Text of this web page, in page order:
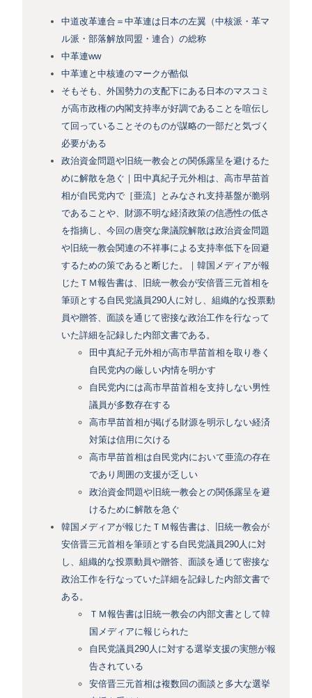
中道改革連合＝中革連は日本の左翼（中核派・革マ
ル派・部落解放同盟・連合）の総称
中革連ww
中革連と中核連のマークが酷似
そもそも、外国勢力の支配下にある日本のマスコミ
が高市政権の内閣支持率が好調であることを喧伝し
て回っていることそのものが謀略の一部だと気づく
必要がある
政治資金問題や旧統一教会との関係露呈を避けるた
めに解散を急ぐ｜田中真紀子元外相は、高市早苗首
相が自民党内で［亜流］とみなされ支持基盤が脆弱
であることや、財源不明な経済政策の信憑性の低さ
を指摘し、今回の唐突な衆議院解散は政治資金問題
や旧統一教会関連の不祥事による支持率低下を回避
するための策であると断じた。｜韓国メディアが報
じたＴＭ報告書は、旧統一教会が安倍晋三元首相を
筆頭とする自民党議員290人に対し、組織的な投票動
員や贈答、面談を通じて密接な政治工作を行なって
いた詳細を記録した内部文書である。
田中真紀子元外相が高市早苗首相を取り巻く
自民党内の厳しい内情を明かす
自民党内には高市早苗首相を支持しない男性
議員が多数存在する
高市早苗首相が掲げる財源を明示しない経済
対策は信用に欠ける
高市早苗首相は自民党内において亜流の存在
であり周囲の支援が乏しい
政治資金問題や旧統一教会との関係露呈を避
けるために解散を急ぐ
韓国メディアが報じたＴＭ報告書は、旧統一教会が
安倍晋三元首相を筆頭とする自民党議員290人に対
し、組織的な投票動員や贈答、面談を通じて密接な
政治工作を行なっていた詳細を記録した内部文書で
ある。
ＴＭ報告書は旧統一教会の内部文書として韓
国メディアに報じられた
自民党議員290人に対する選挙支援の実態が報
告されている
安倍晋三元首相は複数回の面談と多大な選挙